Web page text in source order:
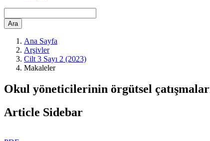
Ara
Ana Sayfa
Arşivler
Cilt 3 Sayı 2 (2023)
Makaleler
Okul yöneticilerinin örgütsel
Article Sidebar